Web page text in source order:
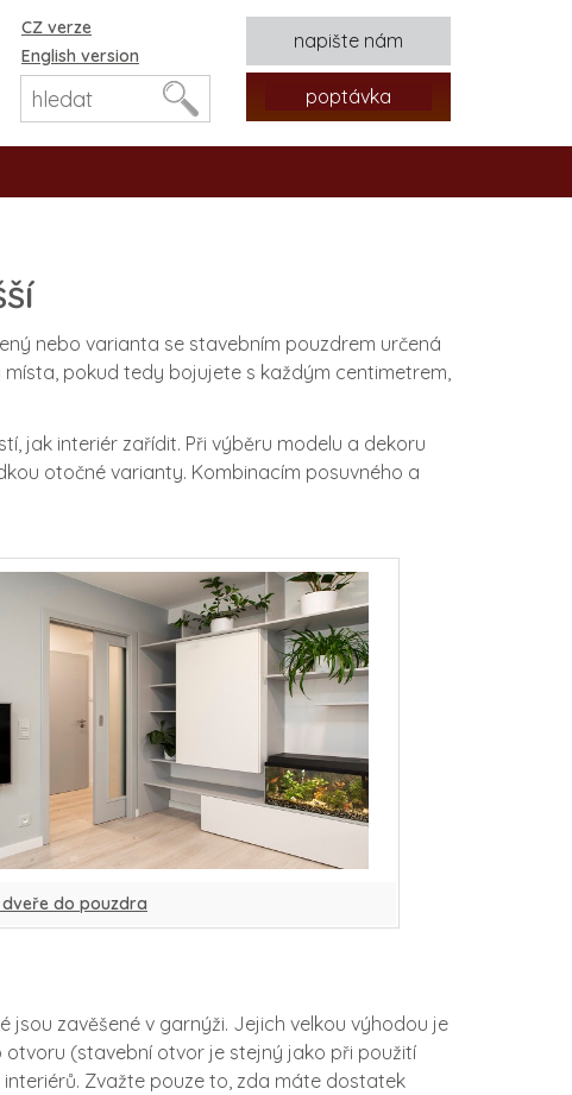
CZ verze
English version
napište nám
poptávka
otvorů
nebo varianta se stavebním pouzdrem určená
pokud tedy bojujete s každým centimetrem,
jak interiér zařídit. Při výběru modelu a dekoru
otočné varianty. Kombinacím posuvného a
do pouzdra
jsou zavěšené v garnýži. Jejich velkou výhodou je
otvoru (stavební otvor je stejný jako při použití
Zvažte pouze to, zda máte dostatek